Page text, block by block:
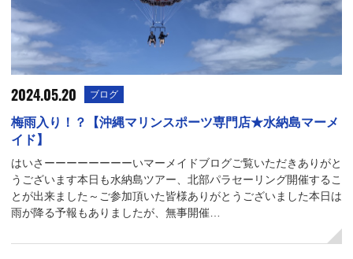
2024.05.20 ブログ
梅雨入り！？【沖縄マリンスポーツ専門店★水納島マーメ
イド】
はいさーーーーーーーーいマーメイドブログご覧いただきありがと
うございます本日も水納島ツアー、北部パラセーリング開催するこ
とが出来ました～ご参加頂いた皆様ありがとうございました本日は
雨が降る予報もありましたが、無事開催…